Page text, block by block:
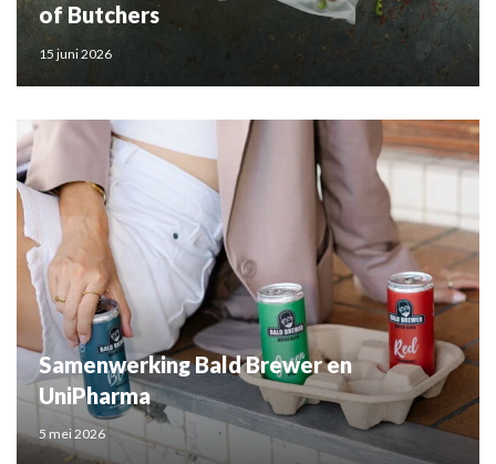
of Butchers
15 juni 2026
Samenwerking Bald Brewer en
UniPharma
5 mei 2026